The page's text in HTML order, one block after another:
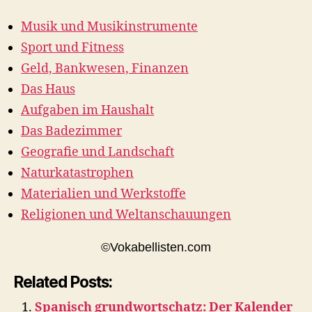
Musik und Musikinstrumente
Sport und Fitness
Geld, Bankwesen, Finanzen
Das Haus
Aufgaben im Haushalt
Das Badezimmer
Geografie und Landschaft
Naturkatastrophen
Materialien und Werkstoffe
Religionen und Weltanschauungen
©Vokabellisten.com
Related Posts:
Spanisch grundwortschatz: Der Kalender